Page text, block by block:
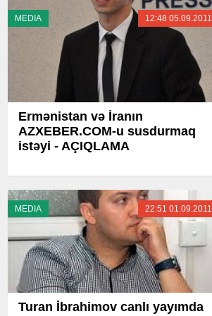
MEDIA 12:48 05.09.2011
Ermənistan və İranın
AZXEBER.COM-u susdurmaq
istəyi - AÇIQLAMA
MEDIA 22:51 01.09.2011
Turan İbrahimov canlı yayımda